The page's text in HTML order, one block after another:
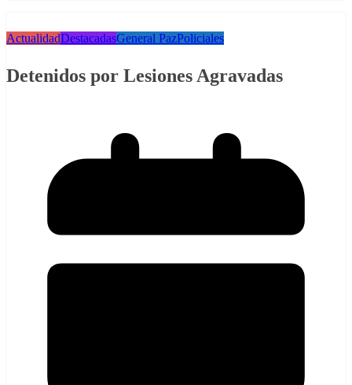
ActualidadDestacadasGeneral PazPoliciales
Detenidos por Lesiones Agravadas